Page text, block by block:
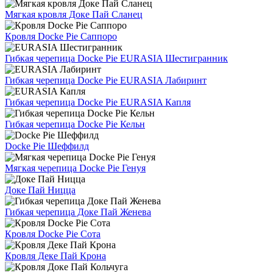
Мягкая кровля Доке Пай Сланец
Кровля Docke Pie Саппоро
Гибкая черепица Docke Pie EURASIA Шестигранник
Гибкая черепица Docke Pie EURASIA Лабиринт
Гибкая черепица Docke Pie EURASIA Капля
Гибкая черепица Docke Pie Кельн
Docke Pie Шеффилд
Мягкая черепица Docke Pie Генуя
Доке Пай Ницца
Гибкая черепица Доке Пай Женева
Кровля Docke Pie Сота
Кровля Деке Пай Крона